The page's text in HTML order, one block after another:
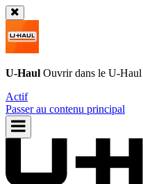
U-Haul Ouvrir dans le U-Haul
Actif
Passer au contenu principal